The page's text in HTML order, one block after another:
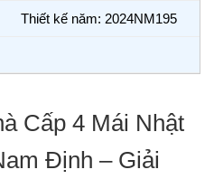
Thiết kế năm: 2024NM195
Cấp 4 Mái Nhật
Định – Giải